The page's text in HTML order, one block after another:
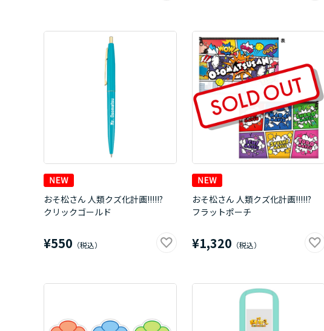
おそ松さん 人類クズ化計画!!!!!?
クリックゴールド
¥550
おそ松さん 人類クズ化計画!!!!!?
フラットポーチ
¥1,320